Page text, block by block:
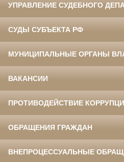
УПРАВЛЕНИЕ СУДЕБНОГО
СУДЫ СУБЪЕКТА РФ
МУНИЦИПАЛЬНЫЕ ОРГАНЫ
ВАКАНСИИ
ПРОТИВОДЕЙСТВИЕ
ОБРАЩЕНИЯ ГРАЖДАН
ВНЕПРОЦЕССУАЛЬНЫЕ